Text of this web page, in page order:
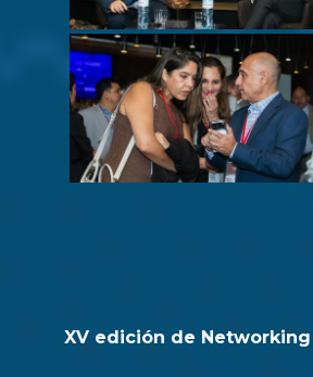
XV edición de